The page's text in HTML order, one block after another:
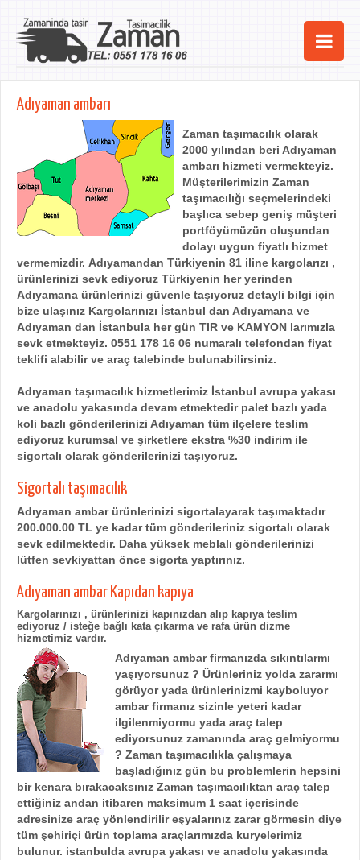
Ana Sayfa
Şehirler
Hizmetlerimiz
Kurumsal
iletişim
Adıyaman ambarı
Zaman taşımacılık olarak
2000 yılından beri Adıyaman
ambarı hizmeti vermekteyiz.
Müşterilerimizin Zaman
taşımacılığı seçmelerindeki
başlıca sebep geniş müşteri
portföyümüzün oluşundan
dolayı uygun fiyatlı hizmet
vermemizdir. Adıyamandan Türkiyenin 81 iline kargolarızı ,
ürünlerinizi sevk ediyoruz Türkiyenin her yerinden
Adıyamana ürünlerinizi güvenle taşıyoruz detayli bilgi için
bize ulaşınız Kargolarınızı İstanbul dan Adıyamana ve
Adıyaman dan İstanbula her gün TIR ve KAMYON larımızla
sevk etmekteyiz. 0551 178 16 06 numaralı telefondan fiyat
teklifi alabilir ve araç talebinde bulunabilirsiniz.
Adıyaman taşımacılık hizmetlerimiz İstanbul avrupa yakası
ve anadolu yakasında devam etmektedir palet bazlı yada
koli bazlı gönderilerinizi Adıyaman tüm ilçelere teslim
ediyoruz kurumsal ve şirketlere ekstra %30 indirim ile
sigortalı olarak gönderilerinizi taşıyoruz.
Sigortalı taşımacılık
Adıyaman ambarürünlerinizi sigortalayarak taşımaktadır
200.000.00 TL ye kadar tüm gönderileriniz sigortalı olarak
sevk edilmektedir. Daha yüksek meblalı gönderilerinizi
lütfen sevkiyattan önce sigorta yaptırınız.
Adıyaman ambar Kapıdan kapıya
Kargolarınızı , ürünlerinizi kapınızdan alıp kapıya teslim
ediyoruz / isteğe bağlı kata çıkarma ve rafa ürün dizme
hizmetimiz vardır.
Adıyaman ambar firmanızda sıkıntılarmı
yaşıyorsunuz ? Ürünleriniz yolda zararmı
görüyor yada ürünlerinizmi kayboluyor
ambar firmanız sizinle yeteri kadar
ilgilenmiyormu yada araç talep
ediyorsunuz zamanında araç gelmiyormu
? Zaman taşımacılıkla çalışmaya
başladığınız gün bu problemlerin hepsini
bir kenara bırakacaksınız Zaman taşımacılıktan araç talep
ettiğiniz andan itibaren maksimum 1 saat içerisinde
adresinize araç yönlendirilir eşyalarınız zarar görmesin diye
tüm şehiriçi ürün toplama araçlarımızda kuryelerimiz
bulunur. istanbulda avrupa yakası ve anadolu yakasında